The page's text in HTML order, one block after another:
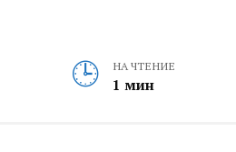
НА ЧТЕНИЕ
1 мин